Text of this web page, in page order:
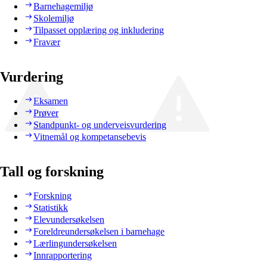
Barnehagemiljø
Skolemiljø
Tilpasset opplæring og inkludering
Fravær
Vurdering
Eksamen
Prøver
Standpunkt- og underveisvurdering
Vitnemål og kompetansebevis
Tall og forskning
Forskning
Statistikk
Elevundersøkelsen
Foreldreundersøkelsen i barnehage
Lærlingundersøkelsen
Innrapportering